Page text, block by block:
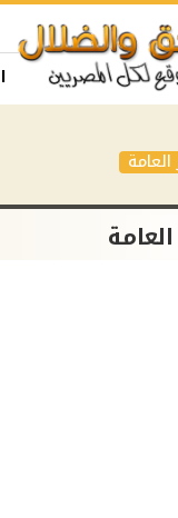
العامة
العامة